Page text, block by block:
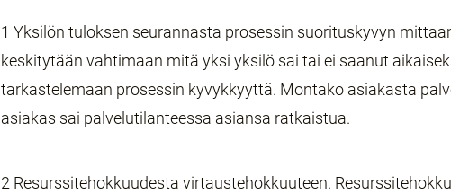
1 Yksilön tuloksen seurannasta prosessin suorituskyvyn
keskitytään vahtimaan mitä yksi yksilö sai tai ei saanut
tarkastelemaan prosessin kyvykkyyttä. Montako asiakasta
asiakas sai palvelutilanteessa asiansa ratkaistua.
2 Resurssitehokkuudesta virtaustehokkuuteen.